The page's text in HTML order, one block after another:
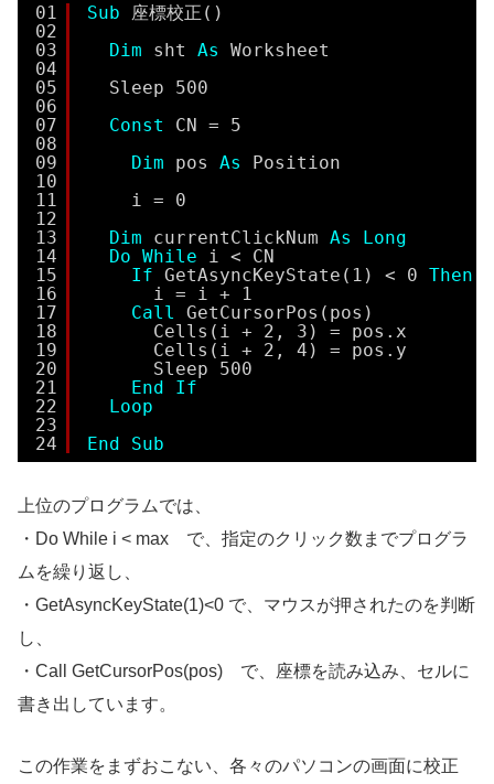
01
02
03
04
05
06
07
08
09
10
11
12
13
14
15
16
17
18
19
20
21
22
23
24
Sub
座標校正()
Dim
sht As
Worksheet
Sleep 500
Const
CN = 5
Dim
pos As
Position
i = 0
Dim
currentClickNum As
Long
Do While
i < CN
If GetAsyncKeyState(1) < 0 Then
i = i + 1
Call
GetCursorPos(pos)
Cells(i + 2, 3) = pos.x
Cells(i + 2, 4) = pos.y
Sleep 500
End
If
Loop
End
Sub
上位のプログラムでは、
・Do While i < max で、指定のクリック数までプログラ
ムを繰り返し、
・GetAsyncKeyState(1)<0 で、マウスが押されたのを判断
し、
・Call GetCursorPos(pos) で、座標を読み込み、セルに
書き出しています。
この作業をまずおこない、各々のパソコンの画面に校正